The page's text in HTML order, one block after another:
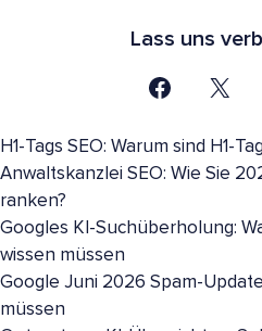
Lass uns
H1-Tags SEO: Warum sind H1-
Anwaltskanzlei SEO: Wie Sie
ranken?
Googles KI-Suchüberholung:
wissen müssen
Google Juni 2026 Spam-
müssen